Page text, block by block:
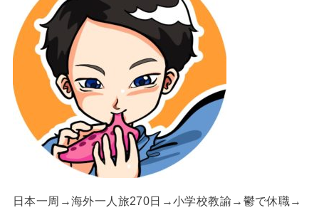
日本一周→海外一人旅270日→小学校教諭→鬱で休職→